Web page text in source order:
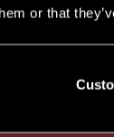
or that